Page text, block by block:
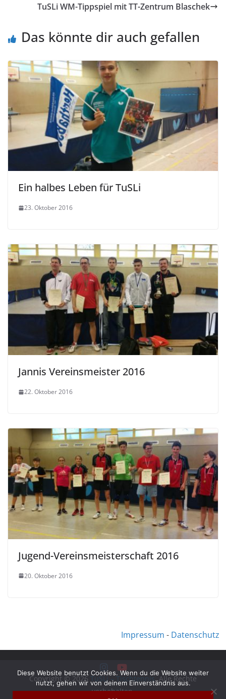
TuSLi WM-Tippspiel mit TT-Zentrum Blaschek
Das könnte dir auch gefallen
Ein halbes Leben für TuSLi
23. Oktober 2016
Jannis Vereinsmeister 2016
22. Oktober 2016
Jugend-Vereinsmeisterschaft 2016
20. Oktober 2016
Impressum - Datenschutz
Copyright © 2026 TuSLi – Tischtennis. Alle Rechte
vorbehalten.
Diese Website benutzt Cookies. Wenn du die Website weiter
nutzt, gehen wir von deinem Einverständnis aus.